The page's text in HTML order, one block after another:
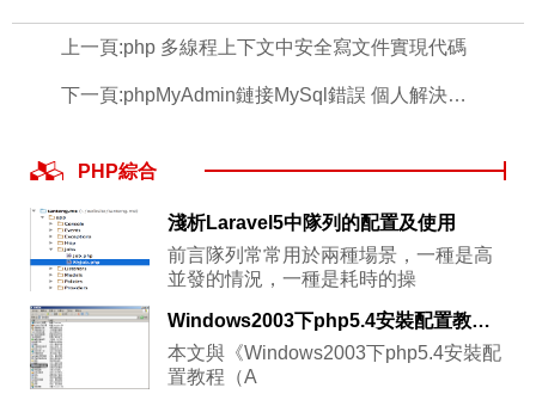
上一頁:php 多線程上下文中安全寫文件實現代碼
下一頁:phpMyAdmin鏈接MySql錯誤 個人解決方案
PHP綜合
淺析Laravel5中隊列的配置及使用
前言隊列常常用於兩種場景，一種是高
並發的情況，一種是耗時的操
Windows2003下php5.4安裝配置教程（IIS）
本文與《Windows2003下php5.4安裝配
置教程（A